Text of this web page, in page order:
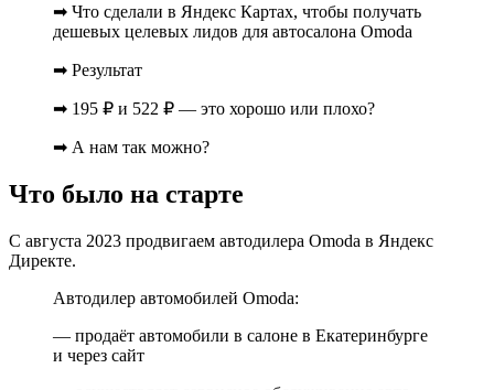
➡ Что сделали в Яндекс Картах, чтобы получать
дешевых целевых лидов для автосалона Omoda
➡ Результат
➡ 195 ₽ и 522 ₽ — это хорошо или плохо?
➡ А нам так можно?
Что было на старте
С августа 2023 продвигаем автодилера Omoda в Яндекс
Директе.
Автодилер автомобилей Omoda:
— продаёт автомобили в салоне в Екатеринбурге
и через сайт